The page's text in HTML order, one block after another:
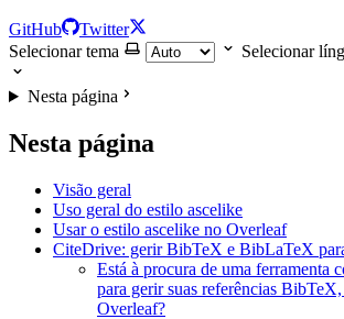
GitHub
Twitter
Selecionar tema
Selecionar
Nesta página
Nesta página
Visão geral
Uso geral do estilo ascelike
Usar o estilo ascelike no Overleaf
CiteDrive: gerir BibTeX e BibLaTeX
Está à procura de uma ferramenta
para gerir suas referências
Overleaf?